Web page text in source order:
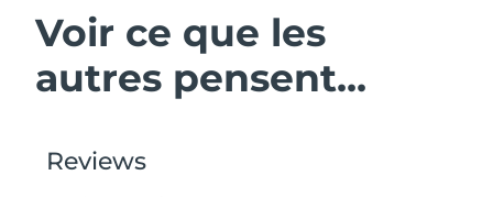
Voir ce que les
autres pensent...